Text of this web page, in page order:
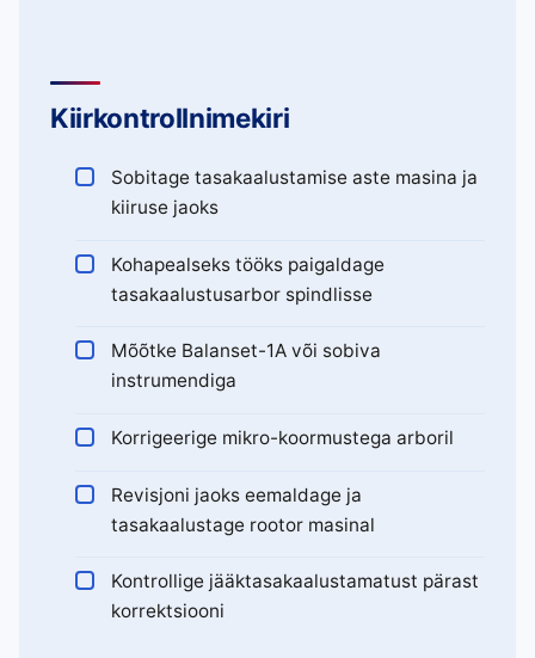
Kiirkontrollnimekiri
Sobitage tasakaalustamise aste masina ja
kiiruse jaoks
Kohapealseks tööks paigaldage
tasakaalustusarbor spindlisse
Mõõtke Balanset-1A või sobiva
instrumendiga
Korrigeerige mikro-koormustega arboril
Revisjoni jaoks eemaldage ja
tasakaalustage rootor masinal
Kontrollige jääktasakaalustamatust pärast
korrektsiooni